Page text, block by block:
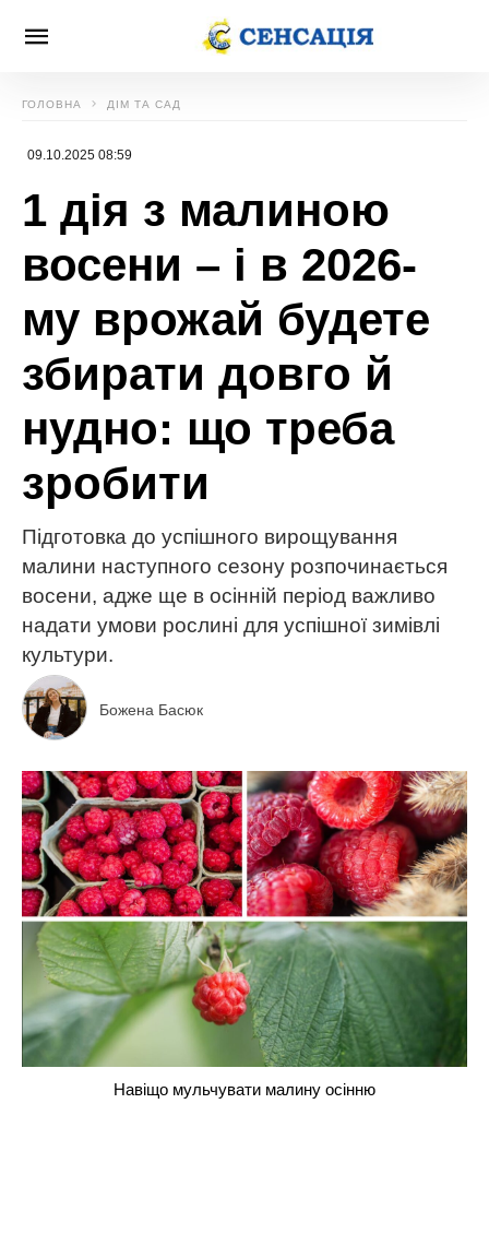
ГОЛОВНА ДІМ ТА САД
09.10.2025 08:59
1 дія з малиною
восени – і в 2026-
му врожай будете
збирати довго й
нудно: що треба
зробити
Підготовка до успішного вирощування
малини наступного сезону розпочинається
восени, адже ще в осінній період важливо
надати умови рослині для успішної зимівлі
культури.
Божена Басюк
Навіщо мульчувати малину осінню